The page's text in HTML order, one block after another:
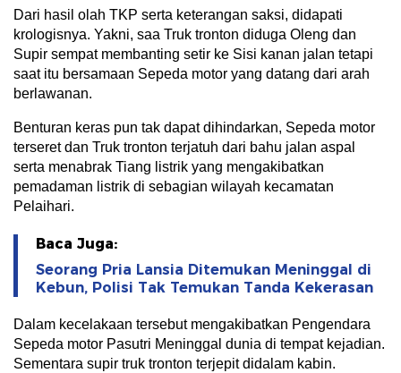
Dari hasil olah TKP serta keterangan saksi, didapati
krologisnya. Yakni, saa Truk tronton diduga Oleng dan
Supir sempat membanting setir ke Sisi kanan jalan tetapi
saat itu bersamaan Sepeda motor yang datang dari arah
berlawanan.
Benturan keras pun tak dapat dihindarkan, Sepeda motor
terseret dan Truk tronton terjatuh dari bahu jalan aspal
serta menabrak Tiang listrik yang mengakibatkan
pemadaman listrik di sebagian wilayah kecamatan
Pelaihari.
Baca Juga:
Seorang Pria Lansia Ditemukan Meninggal di
Kebun, Polisi Tak Temukan Tanda Kekerasan
Dalam kecelakaan tersebut mengakibatkan Pengendara
Sepeda motor Pasutri Meninggal dunia di tempat kejadian.
Sementara supir truk tronton terjepit didalam kabin.